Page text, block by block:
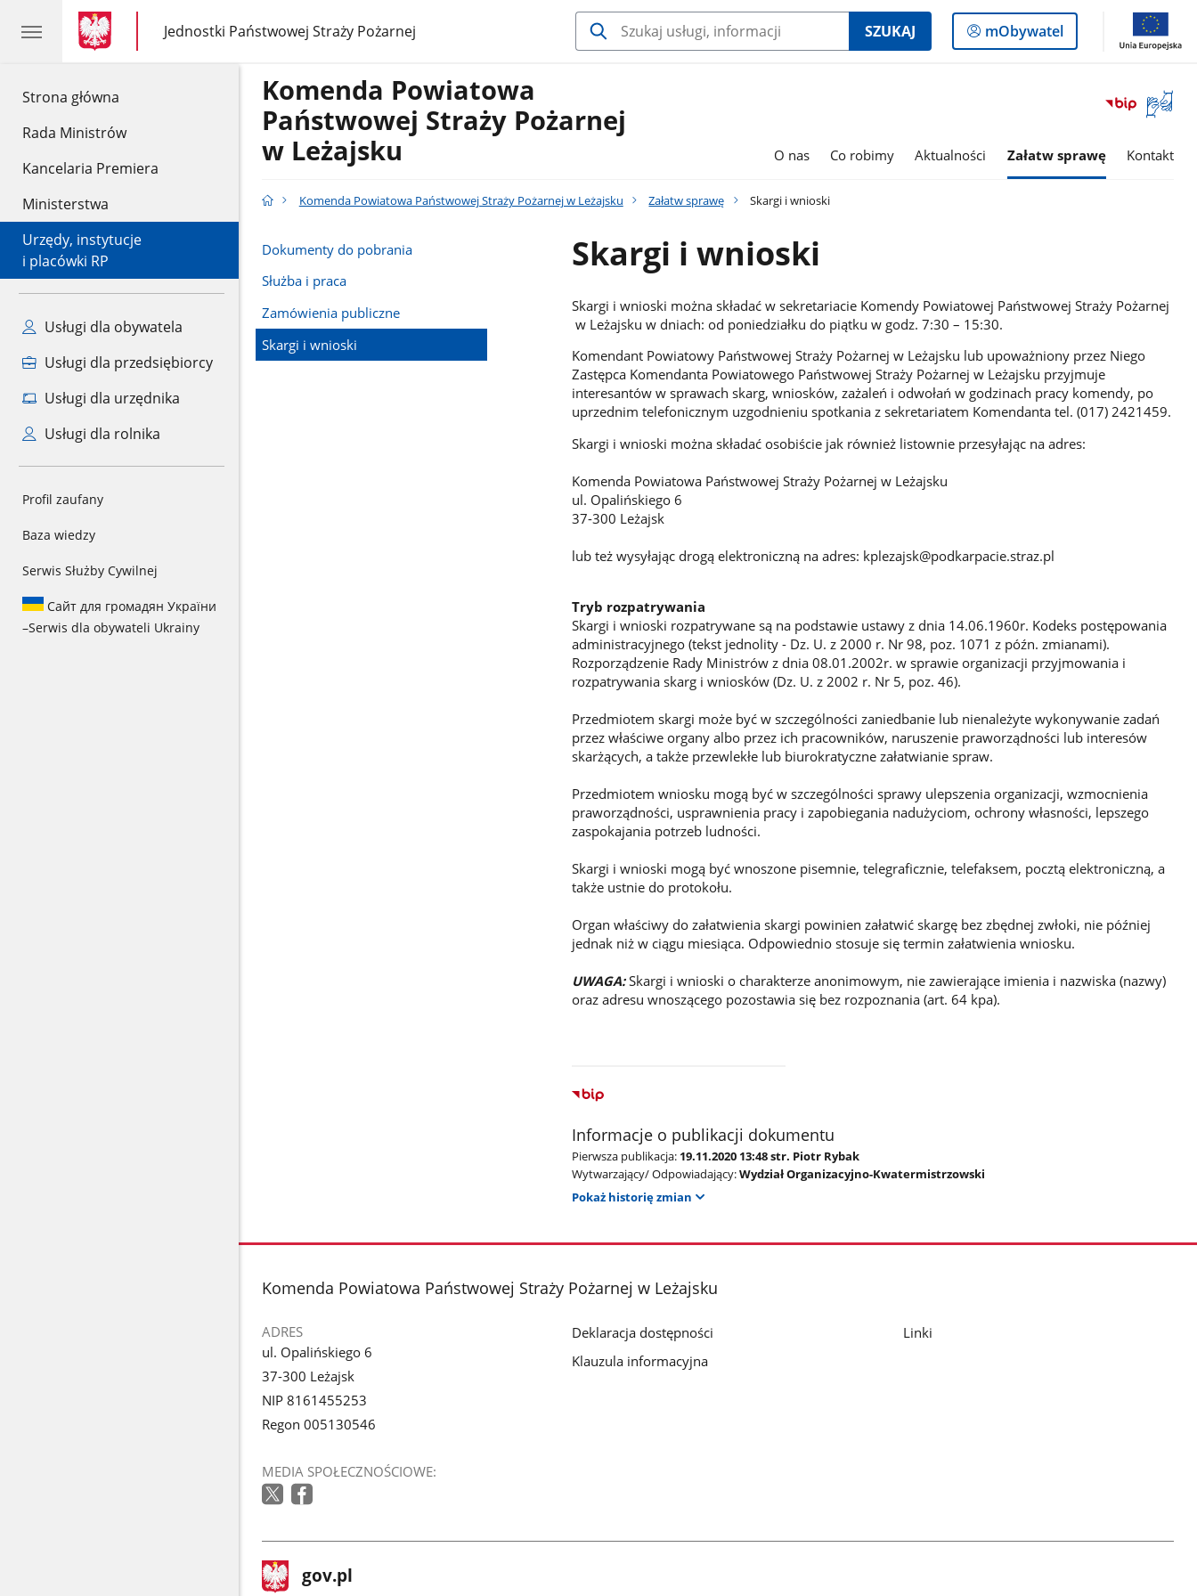
Strona główna
Rada Ministrów
Kancelaria Premiera
Ministerstwa
Urzędy, instytucje
i placówki RP
Usługi dla obywatela
Usługi dla przedsiębiorcy
Usługi dla urzędnika
Usługi dla rolnika
Profil zaufany
Baza wiedzy
Serwis Służby Cywilnej
Сайт для громадян України
–Serwis dla obywateli Ukrainy
gov.pl
gov.pl
Jednostki Państwowej Straży Pożarnej
gov.pl
Jednostki
Państwowej
SZUKAJ
Logowanie
do
mObywatel
Otwórz
okno
Komenda Powiatowa
Państwowej Straży Pożarnej
w Leżajsku
O nas Co robimy Aktualności Załatw sprawę Kontakt
Komenda Powiatowa Państwowej Straży Pożarnej w Leżajsku Załatw sprawę Skargi i wnioski
Dokumenty do pobrania
Służba i praca
Zamówienia publiczne
Skargi i wnioski
Skargi i wnioski
Skargi i wnioski można składać w sekretariacie Komendy Powiatowej Państwowej Straży Pożarnej
w Leżajsku w dniach: od poniedziałku do piątku w godz. 7:30 – 15:30.
Komendant Powiatowy Państwowej Straży Pożarnej w Leżajsku lub upoważniony przez Niego
Zastępca Komendanta Powiatowego Państwowej Straży Pożarnej w Leżajsku przyjmuje
interesantów w sprawach skarg, wniosków, zażaleń i odwołań w godzinach pracy komendy, po
uprzednim telefonicznym uzgodnieniu spotkania z sekretariatem Komendanta tel. (017) 2421459.
Skargi i wnioski można składać osobiście jak również listownie przesyłając na adres:
Komenda Powiatowa Państwowej Straży Pożarnej w Leżajsku
ul. Opalińskiego 6
37-300 Leżajsk
lub też wysyłając drogą elektroniczną na adres: kplezajsk@podkarpacie.straz.pl
Tryb rozpatrywania
Skargi i wnioski rozpatrywane są na podstawie ustawy z dnia 14.06.1960r. Kodeks postępowania
administracyjnego (tekst jednolity - Dz. U. z 2000 r. Nr 98, poz. 1071 z późn. zmianami).
Rozporządzenie Rady Ministrów z dnia 08.01.2002r. w sprawie organizacji przyjmowania i
rozpatrywania skarg i wniosków (Dz. U. z 2002 r. Nr 5, poz. 46).
Przedmiotem skargi może być w szczególności zaniedbanie lub nienależyte wykonywanie zadań
przez właściwe organy albo przez ich pracowników, naruszenie praworządności lub interesów
skarżących, a także przewlekłe lub biurokratyczne załatwianie spraw.
Przedmiotem wniosku mogą być w szczególności sprawy ulepszenia organizacji, wzmocnienia
praworządności, usprawnienia pracy i zapobiegania nadużyciom, ochrony własności, lepszego
zaspokajania potrzeb ludności.
Skargi i wnioski mogą być wnoszone pisemnie, telegraficznie, telefaksem, pocztą elektroniczną, a
także ustnie do protokołu.
Organ właściwy do załatwienia skargi powinien załatwić skargę bez zbędnej zwłoki, nie później
jednak niż w ciągu miesiąca. Odpowiednio stosuje się termin załatwienia wniosku.
UWAGA:Skargi i wnioski o charakterze anonimowym, nie zawierające imienia i nazwiska (nazwy)
oraz adresu wnoszącego pozostawia się bez rozpoznania (art. 64 kpa).
Informacje o publikacji dokumentu
Pierwsza publikacja: 19.11.2020 13:48 str. Piotr Rybak
Wytwarzający/ Odpowiadający:Wydział Organizacyjno-Kwatermistrzowski
Pokaż historię zmian
stopka
Komenda Powiatowa Państwowej Straży Pożarnej w Leżajsku
ADRES
ul. Opalińskiego 6
37-300 Leżajsk
NIP 8161455253
Regon 005130546
MEDIA SPOŁECZNOŚCIOWE:
Deklaracja dostępności
Klauzula informacyjna
Linki
stopka
gov.pl Strona
gov.pl